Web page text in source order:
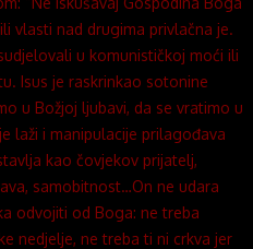
vlasti nad drugima privlačna je.
u komunističkoj moći ili
Isus je raskrinkao sotonine
u Božjoj ljubavi, da se vratimo u
laži i manipulacije prilagođava
kao čovjekov prijatelj,
samobitnost…On ne udara
odvojiti od Boga: ne treba
nedjelje, ne treba ti ni crkva jer